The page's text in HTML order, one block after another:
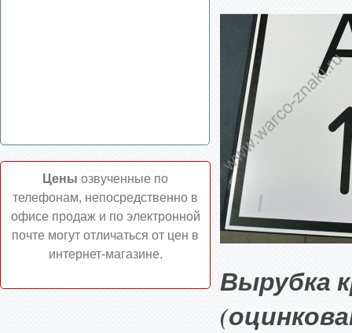
Вырубка
Цены озвученные по
телефонам, непосредственно в
офисе продаж и по электронной
почте могут отличаться от цен в
интернет-магазине.